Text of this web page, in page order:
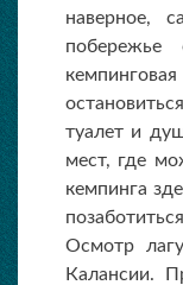
наверное,
побережье
туалет и
мест, где
кемпинга
Осмотр
Калансии.